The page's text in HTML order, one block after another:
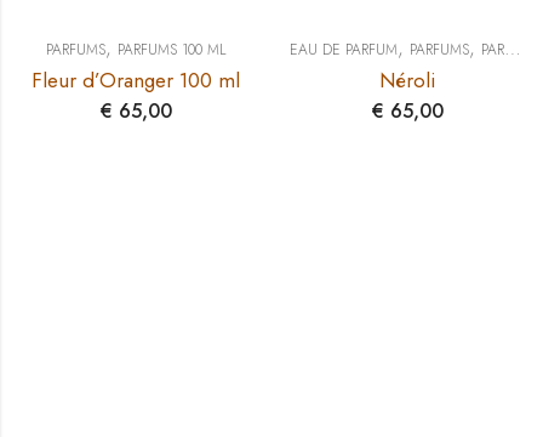
PARFUMS, PARFUMS 100 ML
Fleur d’Oranger 100 ml
€ 65,00
EAU DE PARFUM, PARFUMS, PARFUMS 100 ML
Néroli
€ 65,00